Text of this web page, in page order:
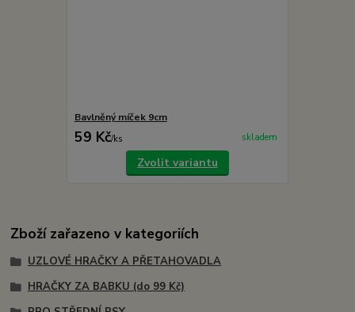
Bavlněný míček 9cm
59 Kč/ks skladem
Zvolit variantu
Zboží zařazeno v kategoriích
UZLOVÉ HRAČKY A PŘETAHOVADLA
HRAČKY ZA BABKU (do 99 Kč)